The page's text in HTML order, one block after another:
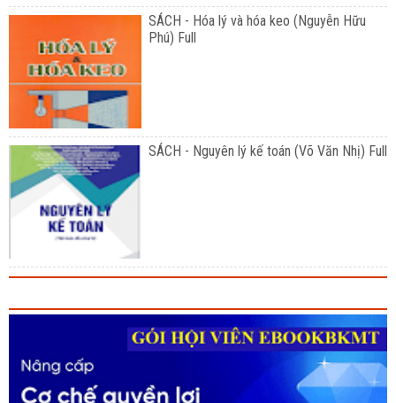
SÁCH - Hóa lý và hóa keo (Nguyễn Hữu
Phú) Full
SÁCH - Nguyên lý kế toán (Võ Văn Nhị) Full